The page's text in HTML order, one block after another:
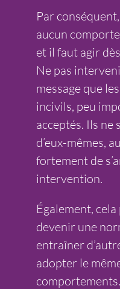
Par
aucun
et il faut agir
Ne pas
message que
incivils, peu
acceptés. Ils ne
d’eux-mêmes,
fortement de
intervention.
Également,
devenir une
entraîner
adopter le